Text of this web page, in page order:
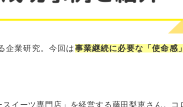
企業研究。今回は事業継続に必要な「使命感
イーツ専門店」を経営する藤田梨恵さん。コ